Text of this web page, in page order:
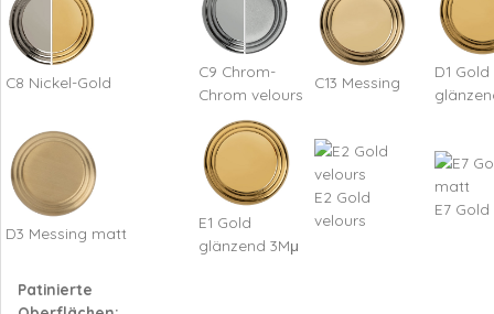
C8 Nickel-Gold
C9 Chrom-
Chrom velours
C13 Messing
D1 Gold
D3 Messing matt
E1 Gold
glänzend 3Mμ
E2 Gold
velours
E7
Patinierte